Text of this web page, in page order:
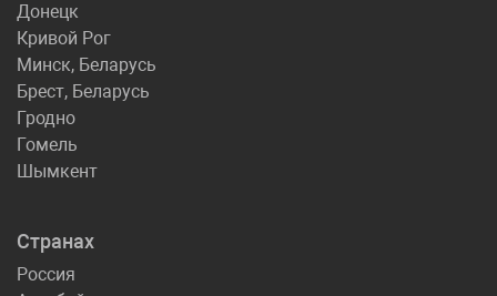
Донецк
Кривой Рог
Минск, Беларусь
Брест, Беларусь
Гродно
Гомель
Шымкент
Странах
Россия